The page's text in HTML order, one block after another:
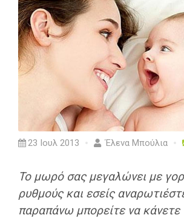
23 Ιουλ 2013 Έλενα Μπούλια
Το μωρό σας μεγαλώνει με
ρυθμούς και εσείς
παραπάνω μπορείτε να κάνετε